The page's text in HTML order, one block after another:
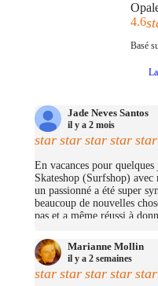
4.6
Basé
Jade Neves Santos
il y a 2 mois
star star star star star
En vacances pour
Skateshop (Surfshop)
un passionné a été super
beaucoup de nouvelles
pas et a même réussi à
j'ai pu me prendre quelques
certainement un jour pour
(Merciii encore pour les
Marianne Mollin
il y a 2 semaines
star star star star star